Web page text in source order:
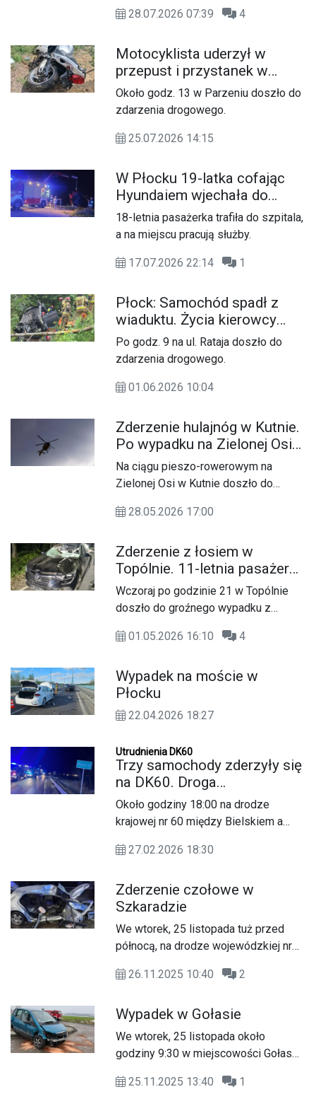
śmigłowiec Lotniczego Pogotowia
do szpitala. Policjanci apelują o
rozwagę i odpowiedzialność.
28.07.2026 07:39 4
Motocyklista uderzył w
przepust i przystanek w
Parzeniu
Około godz. 13 w Parzeniu doszło do
zdarzenia drogowego.
25.07.2026 14:15
W Płocku 19-latka cofając
Hyundaiem wjechała do
Wisły
18-letnia pasażerka trafiła do szpitala,
a na miejscu pracują służby.
17.07.2026 22:14 1
Płock: Samochód spadł z
wiaduktu. Życia kierowcy
oraz pasażera nie udało się
uratować
Po godz. 9 na ul. Rataja doszło do
zdarzenia drogowego.
01.06.2026 10:04
Zderzenie hulajnóg w Kutnie.
Po wypadku na Zielonej Osi
zmarł 52-letni mężczyzna
Na ciągu pieszo-rowerowym na
Zielonej Osi w Kutnie doszło do
elektrycznych. W wypadku
15-latek, a starszego z uczestników
nie udało się uratować.
28.05.2026 17:00
Zderzenie z łosiem w
Topólnie. 11-letnia pasażerka
w ciężkim stanie
Wczoraj po godzinie 21 w Topólnie
doszło do groźnego wypadku z
łosia. 38-letnia kierująca Renaultem
pasażerka w stanie ciężkim trafiła do
szpitala.
01.05.2026 16:10 4
Wypadek na moście w
Płocku
22.04.2026 18:27
Utrudnienia DK60
Trzy samochody zderzyły się
na DK60. Droga
zablokowana w obu
kierunkach
Około godziny 18:00 na drodze
krajowej nr 60 między Bielskiem a
samochodów osobowych. Droga jest
27.02.2026 18:30
Zderzenie czołowe w
Szkaradzie
We wtorek, 25 listopada tuż przed
północą, na drodze wojewódzkiej nr
do poważnego zdarzenia drogowego.
wynika, że 54-letni mieszkaniec
powiatu płockiego, kierujący
pojazdem marki Volkswagen Golf, na
prędkości do warunków panujących na
26.11.2025 10:40 2
Wypadek w Gołasie
We wtorek, 25 listopada około
godziny 9:30 w miejscowości Gołas
do zderzenia dwóch samochodów
25.11.2025 13:40 1